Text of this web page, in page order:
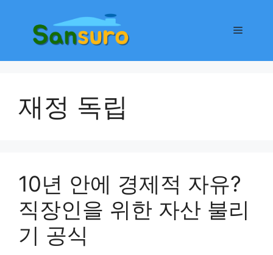
메
재정 독립
10년 안에 경제적 자유?
직장인을 위한 자산 불리
기 공식